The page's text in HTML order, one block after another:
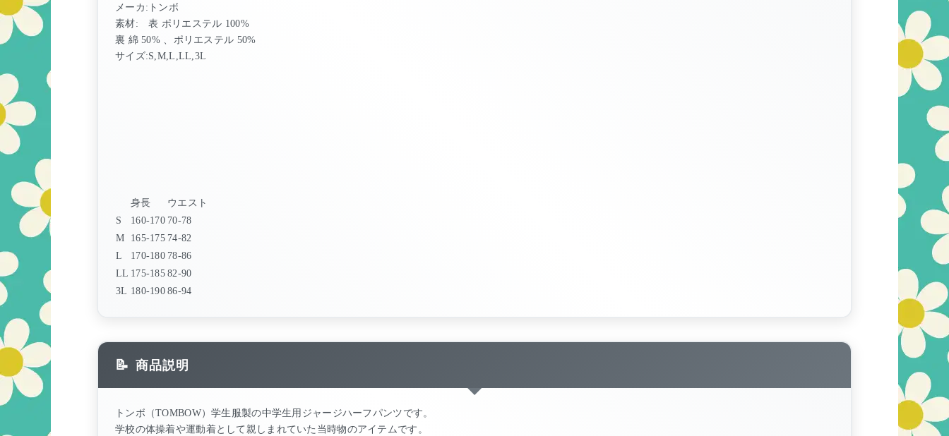
メーカ:トンボ
素材: 表 ポリエステル 100%
裏 綿 50% 、ポリエステル 50%
サイズ:S,M,L,LL,3L
身長
ウエスト
S
160-170 70-78
M
165-175 74-82
L
170-180 78-86
LL 175-18582-90
3L 180-19086-94
商品説明
トンボ（TOMBOW）学生服製の中学生用ジャージハーフパンツです。
学校の体操着や運動着として親しまれていた当時物のアイテムです。